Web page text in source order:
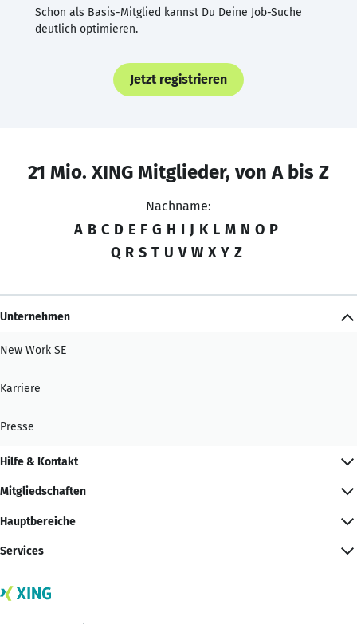
Schon als Basis-Mitglied kannst Du Deine Job-Suche
deutlich optimieren.
Jetzt registrieren
21 Mio. XING Mitglieder, von A bis Z
Nachname:
A B C D E F G H I J K L M N O P
Q R S T U V W X Y Z
Unternehmen
New Work SE
Karriere
Presse
Hilfe & Kontakt
Mitgliedschaften
Hauptbereiche
Services